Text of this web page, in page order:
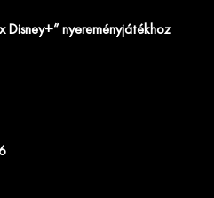
Disney+” nyereményjátékhoz